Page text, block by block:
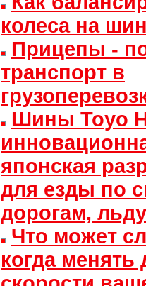
колеса на
Прицепы -
транспорт в
Шины Toyo
японская
для езды по
дорогам, льду
Что может
когда менять